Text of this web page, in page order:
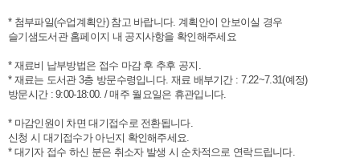
* 첨부파일(수업계획안) 참고 바랍니다. 계획안이 안보이실 경우
슬기샘도서관 홈페이지 내 공지사항을 확인해주세요
* 재료비 납부방법은 접수 마감 후 추후 공지.
* 재료는 도서관 3층 방문수령입니다. 재료 배부기간 : 7.22~7.31(예정)
방문시간 : 9:00-18:00. / 매주 월요일은 휴관입니다.
* 마감인원이 차면 대기접수로 전환됩니다.
신청 시 대기접수가 아닌지 확인해주세요.
* 대기자 접수 하신 분은 취소자 발생 시 순차적으로 연락드립니다.